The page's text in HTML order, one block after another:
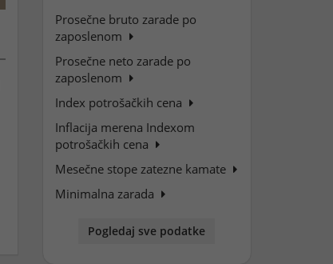
Prosečne bruto zarade po
zaposlenom
Prosečne neto zarade po
zaposlenom
Index potrošačkih cena
Inflacija merena Indexom
potrošačkih cena
Mesečne stope zatezne kamate
Minimalna zarada
Pogledaj sve podatke